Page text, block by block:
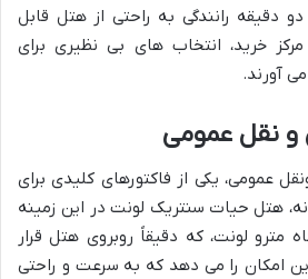
دقیقه رانندگی به راحتی از هتل قابل
خرید، انتخاب های بی نظیری برای
آورند.
نقل عمومی
عمومی، یکی از فاکتورهای کلیدی برای
هتل حیات سنتریک لونت در این زمینه
مترو لونت، که دقیقاً روبروی هتل قرار
امکان را می دهد که به سرعت و راحتی